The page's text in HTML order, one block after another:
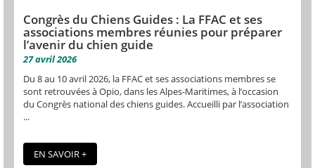
Congrès du Chiens Guides : La FFAC et ses
associations membres réunies pour préparer
l’avenir du chien guide
27 avril 2026
Du 8 au 10 avril 2026, la FFAC et ses associations membres se
sont retrouvées à Opio, dans les Alpes-Maritimes, à l’occasion
du Congrès national des chiens guides. Accueilli par l’association
...
EN SAVOIR +